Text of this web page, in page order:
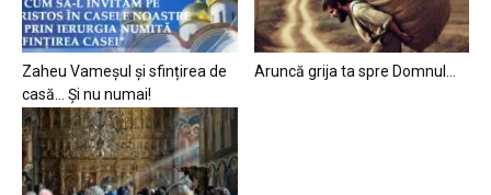
Zaheu Vameșul și sfințirea de
casă… Și nu numai!
Aruncă grija ta spre Domnul…